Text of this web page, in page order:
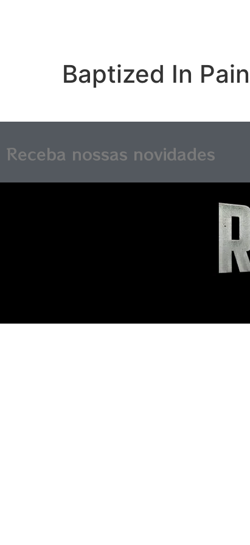
Baptized In Pain
Receba nossas novidades